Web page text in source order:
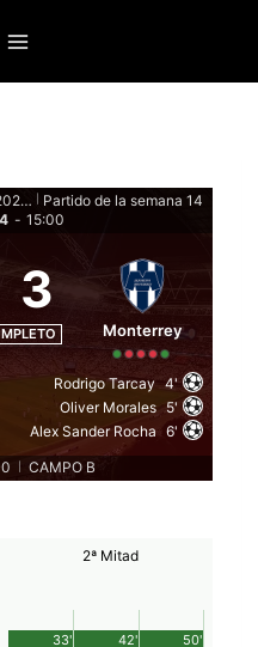
Superliga en Madrid Temporada 2024 - Fase de grupos
Partido de la semana 14
- 15:00
3
Monterrey
Rodrigo Tarcay 4'
Oliver Morales 5'
Alex Sander Rocha 6'
CAMPO B
2ª Mitad
50'
33' 42'